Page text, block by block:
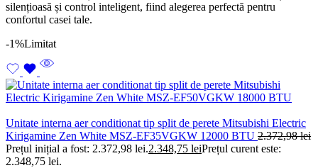
silențioasă și control inteligent, fiind alegerea perfectă pentru
confortul casei tale.
-1%Limitat
Unitate interna aer conditionat tip split de perete Mitsubishi Electric
Kirigamine Zen White MSZ-EF35VGKW 12000 BTU 2.372,98lei
Prețul inițial a fost: 2.372,98 lei.2.348,75 leiPrețul curent este:
2.348,75 lei.